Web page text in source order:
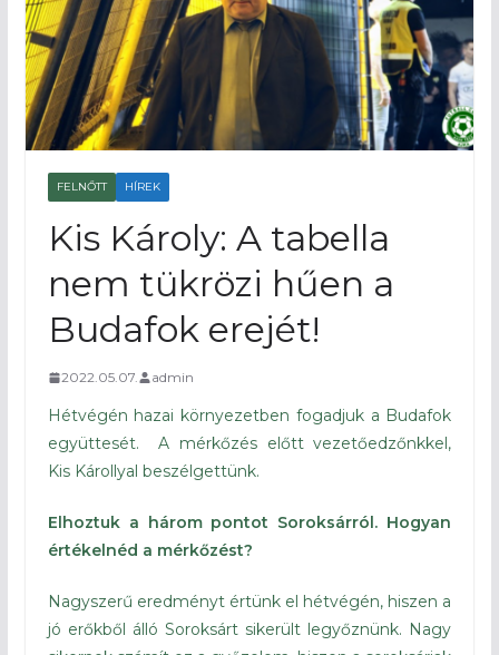
FELNŐTT HÍREK
Kis Károly: A tabella
nem tükrözi hűen a
Budafok erejét!
2022.05.07. admin
Hétvégén hazai környezetben fogadjuk a Budafok
együttesét. A mérkőzés előtt vezetőedzőnkkel,
Kis Károllyal beszélgettünk.
Elhoztuk a három pontot Soroksárról. Hogyan
értékelnéd a mérkőzést?
Nagyszerű eredményt értünk el hétvégén, hiszen a
jó erőkből álló Soroksárt sikerült legyőznünk. Nagy